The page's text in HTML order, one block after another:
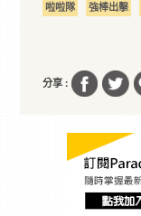
啦啦隊 強棒出擊
分享 :